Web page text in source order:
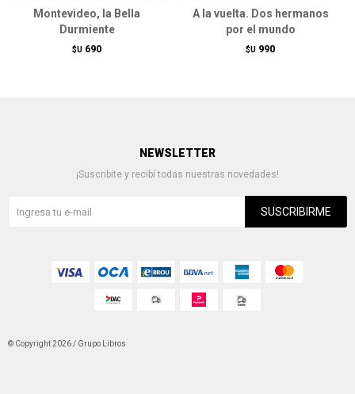
Montevideo, la Bella
Durmiente
$U 690
A la vuelta. Dos hermanos
por el mundo
$U 990
NEWSLETTER
¡Suscribite y recibí todas nuestras novedades!
SUSCRIBIRME
© Copyright 2026 / Grupo Libros